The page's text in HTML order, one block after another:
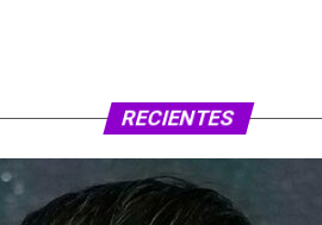
RECIENTES